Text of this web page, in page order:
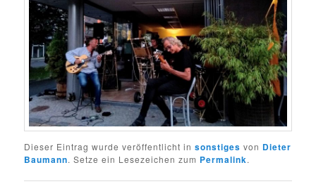
Dieser Eintrag wurde veröffentlicht insonstiges von Dieter
Baumann. Setze ein Lesezeichen zum Permalink.